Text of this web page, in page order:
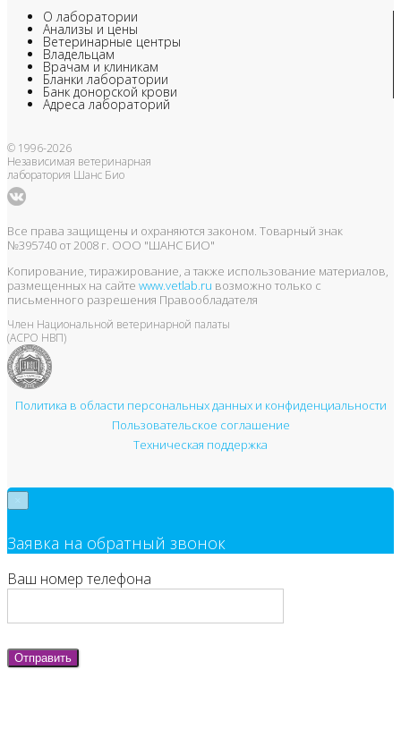
О лаборатории
Анализы и цены
Ветеринарные центры
Владельцам
Врачам и клиникам
Бланки лаборатории
Банк донорской крови
Адреса лабораторий
© 1996-2026
Независимая ветеринарная
лаборатория Шанс Био
Все права защищены и охраняются законом. Товарный знак
№395740 от 2008 г. ООО "ШАНС БИО"
Копирование, тиражирование, а также использование материалов,
размещенных на сайте www.vetlab.ru возможно только с
письменного разрешения Правообладателя
Член Национальной ветеринарной палаты
(АСРО НВП)
Политика в области персональных данных и конфиденциальности
Пользовательское соглашение
Техническая поддержка
Заявка на обратный звонок
Ваш номер телефона
Отправить